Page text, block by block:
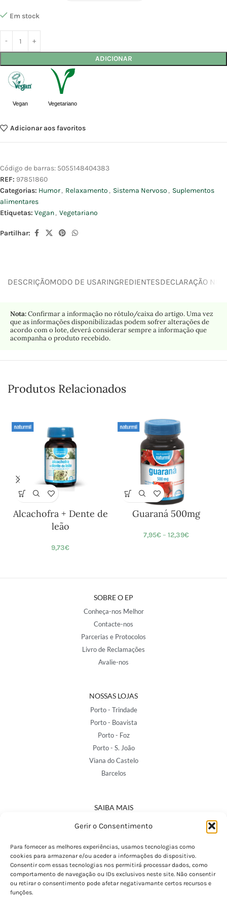
Gerir o Consentimento
Para fornecer as melhores experiências, usamos tecnologias como
cookies para armazenar e/ou aceder a informações do dispositivo.
Consentir com essas tecnologias nos permitirá processar dados, como
comportamento de navegação ou IDs exclusivos neste site. Não consentir
ou retirar o consentimento pode afetar negativamante certos recursos e
funções.
Em stock
ADICIONAR
Vegan Vegetariano
Adicionar aos favoritos
Código de barras: 5055148404383
REF: 97851860
Categorias: Humor, Relaxamento , Sistema Nervoso , Suplementos
alimentares
Etiquetas: Vegan, Vegetariano
Partilhar:
DESCRIÇÃOMODO DE USARINGREDIENTESDECLARAÇÃO
Nota:Confirmar a informação no rótulo/caixa do artigo. Uma vez
que as informações disponibilizadas podem sofrer alterações de
acordo com o lote, deverá considerar sempre a informação que
acompanha o produto recebido.
Produtos Relacionados
Alcachofra + Dente de
leão
9,73€
Guaraná 500mg
7,95€ – 12,39€
SOBRE O EP
Conheça-nos Melhor
Contacte-nos
Parcerias e Protocolos
Livro de Reclamações
Avalie-nos
NOSSAS LOJAS
Porto - Trindade
Porto - Boavista
Porto - Foz
Porto - S. João
Viana do Castelo
Barcelos
SAIBA MAIS
Política de Privacidade
Termos e Condições
Perguntas Frequentes
Custos de Envio
Encomendas Internacionais